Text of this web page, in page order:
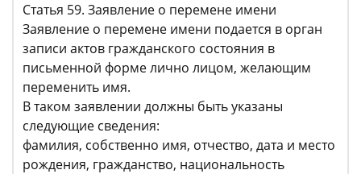
Статья 59. Заявление о перемене имени
Заявление о перемене имени подается в орган
записи актов гражданского состояния в
письменной форме лично лицом, желающим
переменить имя.
В таком заявлении должны быть указаны
следующие сведения:
фамилия, собственно имя, отчество, дата и место
рождения, гражданство, национальность